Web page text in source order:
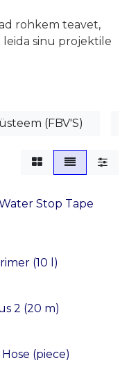
rohkem teavet,
sinu projektile
(FBV'S)
Stop Tape
(10 l)
2 (20 m)
(piece)